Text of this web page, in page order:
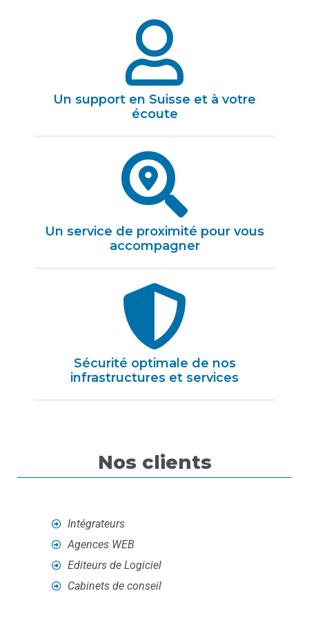
Un support en Suisse et à votre
écoute
Un service de proximité pour vous
accompagner
Sécurité optimale de nos
infrastructures et services
Nos clients
Intégrateurs
Agences WEB
Editeurs de Logiciel
Cabinets de conseil